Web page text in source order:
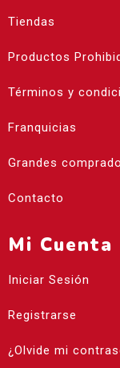
Tiendas
Productos
Términos y
Franquicias
Grandes
Contacto
Mi Cuenta
Iniciar Sesión
Registrarse
¿Olvide mi